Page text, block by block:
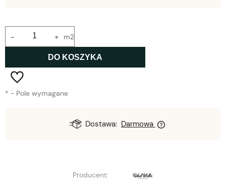
+
- m2
DO KOSZYKA
* - Pole wymagane
Dostawa: Darmowa
Producent: